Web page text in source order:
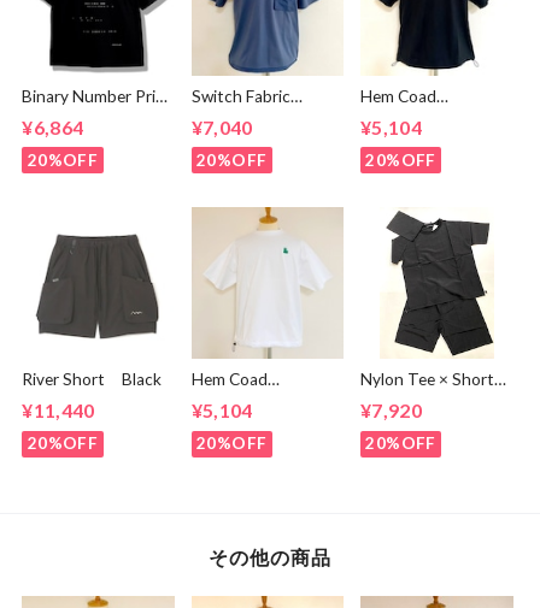
Binary Number Print
¥6,864
20%OFF
Switch Fabric
Ash Navy
¥7,040
20%OFF
Hem Coad
shirts Black /
Brown
¥5,104
20%OFF
River Short Black
¥11,440
20%OFF
Hem Coad
Embroidery T-
shirts White /
Green
¥5,104
20%OFF
Nylon Tee × Shorts
Set Up Black
¥7,920
20%OFF
その他の商品